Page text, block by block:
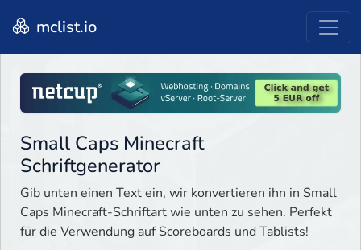
mclist.io
Small Caps Minecraft
Schriftgenerator
Gib unten einen Text ein, wir konvertieren ihn in Small
Caps Minecraft-Schriftart wie unten zu sehen. Perfekt
für die Verwendung auf Scoreboards und Tablists!